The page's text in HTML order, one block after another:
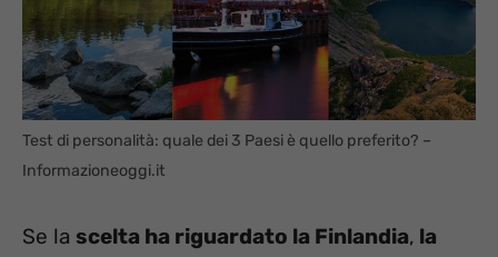
Test di personalità: quale dei 3 Paesi è quello preferito? –
Informazioneoggi.it
Se la scelta ha riguardato la Finlandia, la